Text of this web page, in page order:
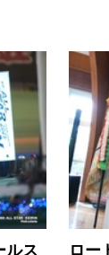
ルス
ロー